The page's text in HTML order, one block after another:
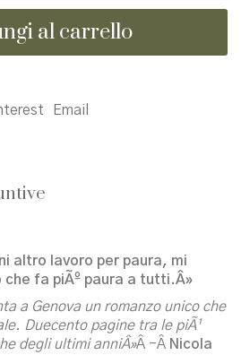
al carrello
Email
altro lavoro per paura, mi
fa piÃº paura a tutti.Â»
a Genova un romanzo unico che
Duecento pagine tra le piÃ¹
degli ultimi anniÂ»Â -Â Nicola